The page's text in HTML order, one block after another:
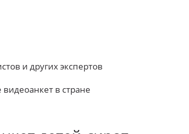
и других экспертов
в стране